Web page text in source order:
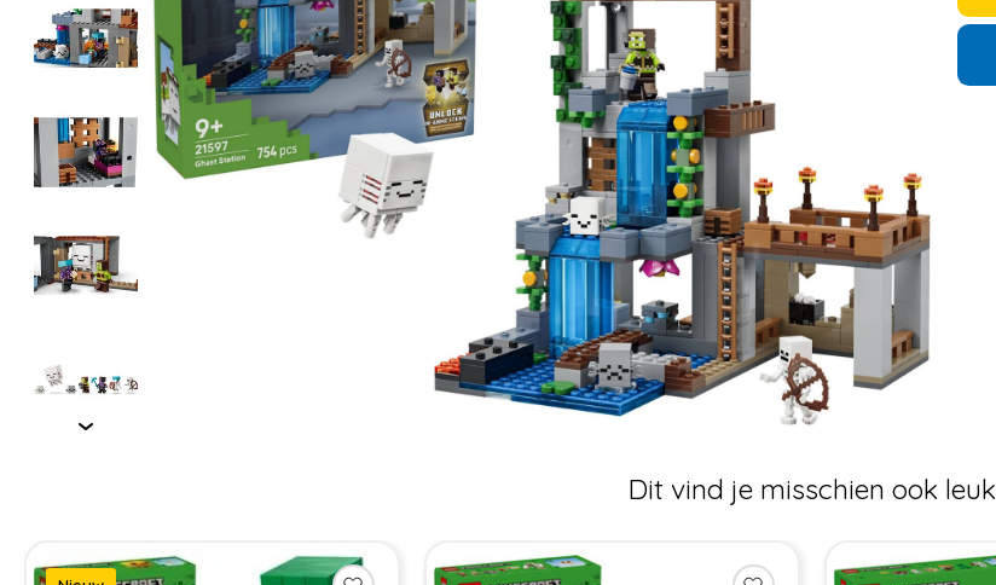
Dit vind je misschien ook leuk
Items van productcarrousel